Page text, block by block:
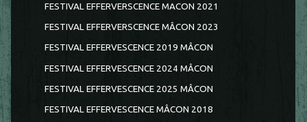
FESTIVAL EFFERVERSCENCE MACON 2021
FESTIVAL EFFERVERSCENCE MÂCON 2023
FESTIVAL EFFERVESCENCE 2019 MÂCON
FESTIVAL EFFERVESCENCE 2024 MÂCON
FESTIVAL EFFERVESCENCE 2025 MÂCON
FESTIVAL EFFERVESCENCE MÂCON 2018